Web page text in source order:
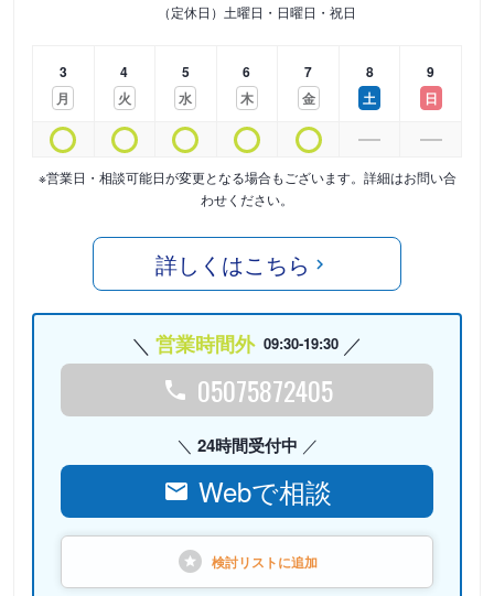
（定休日）土曜日・日曜日・祝日
3
月
4
火
5
水
6
木
7
金
8
土
9
日
※営業日・相談可能日が変更となる場合もございます。詳細はお問い合
わせください。
詳しくはこちら
営業時間外 09:30-19:30
05075872405
24時間受付中
Webで相談
検討リストに追加